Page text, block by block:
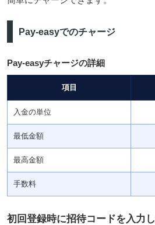
Pay-easyでのチャージ
Pay-easyチャージの詳細
項目
入金の単位
最低金額
最高金額
手数料
初回登録時に招待コードを入力